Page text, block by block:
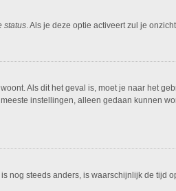
status. Als je deze optie activeert zul je
Als dit het geval is, moet je naar het
instellingen, alleen gedaan kunnen
nog steeds anders, is waarschijnlijk de